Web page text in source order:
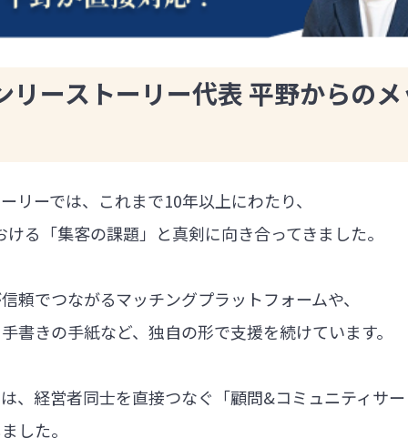
リーストーリー代表 平野からの
リーでは、これまで10年以上にわたり、
る「集客の課題」と真剣に向き合ってきました。
頼でつながるマッチングプラットフォームや、
書きの手紙など、独自の形で支援を続けています。
、経営者同士を直接つなぐ「顧問&コミュニティサ
した。